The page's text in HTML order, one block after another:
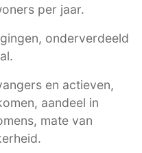
per jaar.
onderverdeeld
en actieven,
aandeel in
mate van